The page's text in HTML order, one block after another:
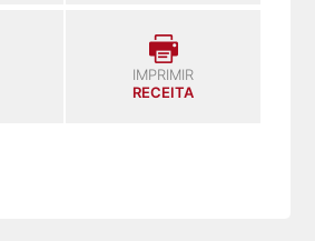
IMPRIMIR
RECEITA